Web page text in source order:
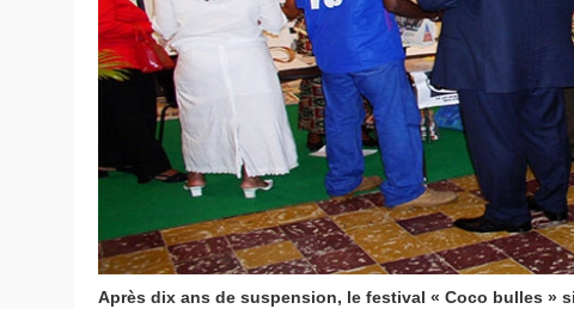
Après dix ans de suspension, le festival « Coco bulles »